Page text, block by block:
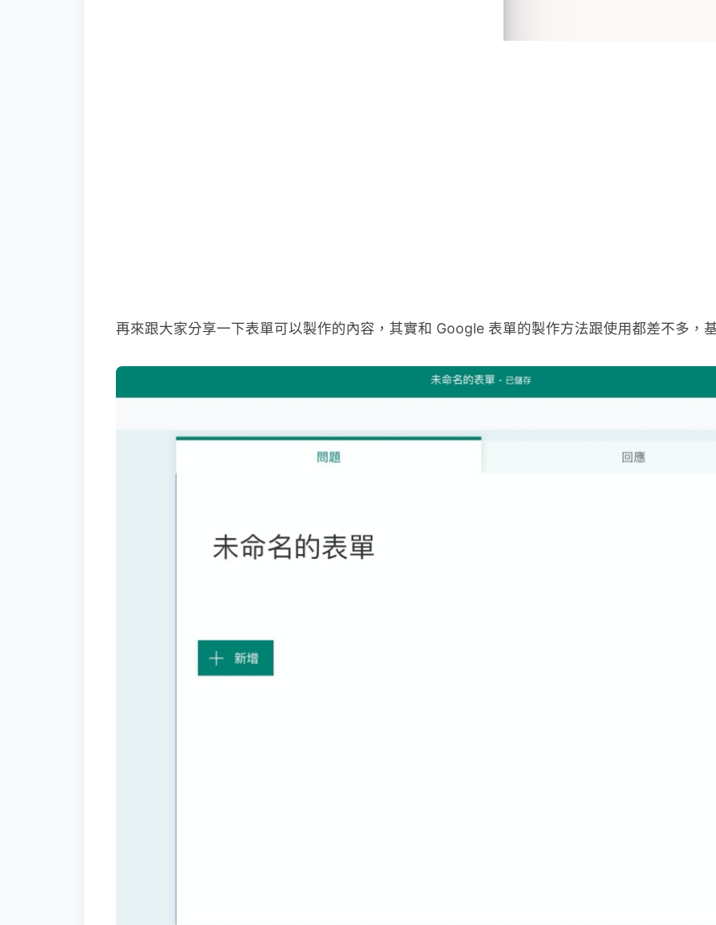
再來跟大家分享一下表單可以製作的內容，其實和 Google 表單的製作方法跟使用都差不多，